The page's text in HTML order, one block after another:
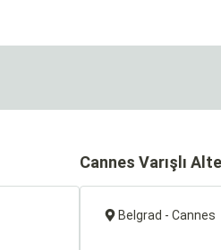
Cannes Varışlı
Belgrad - Cannes